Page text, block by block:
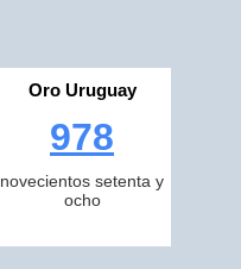
Oro Uruguay
978
novecientos setenta y
ocho